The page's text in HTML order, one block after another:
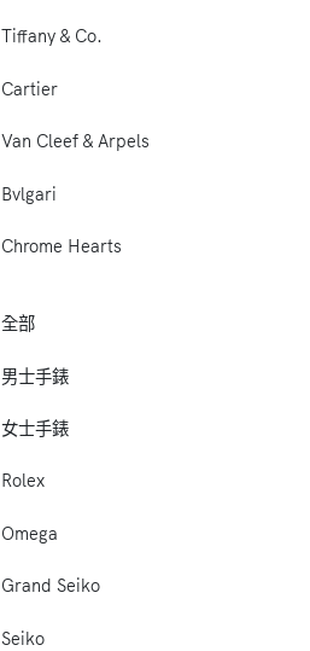
Tiffany & Co.
Cartier
Van Cleef & Arpels
Bvlgari
Chrome Hearts
全部
男士手錶
女士手錶
Rolex
Omega
Grand Seiko
Seiko